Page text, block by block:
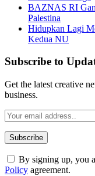
BAZNAS RI
Palestina
Hidupkan Lagi
Kedua NU
Subscribe to
Get the latest creative
business.
By signing up, you
Policy agreement.